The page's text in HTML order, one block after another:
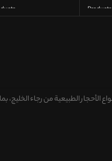
Products
الأحجار الطبيعية من رجاء الخليج،